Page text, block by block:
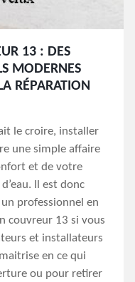
13 : DES
MODERNES
RÉPARATION
le croire, installer
une simple affaire
et de votre
Il est donc
professionnel en
couvreur 13 si vous
et installateurs
en ce qui
ou pour retirer